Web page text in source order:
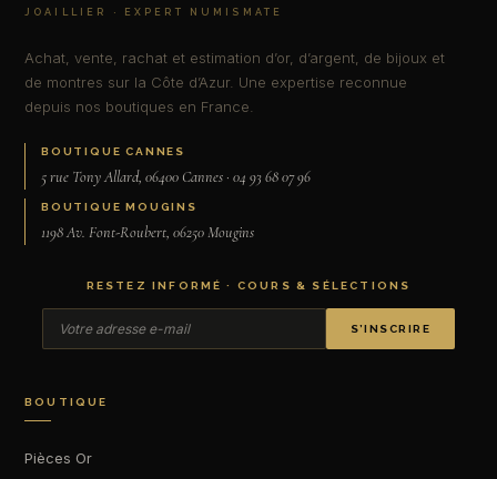
JOAILLIER · EXPERT NUMISMATE
Achat, vente, rachat et estimation d’or, d’argent, de bijoux et
de montres sur la Côte d’Azur. Une expertise reconnue
depuis nos boutiques en France.
BOUTIQUE CANNES
5 rue Tony Allard, 06400 Cannes · 04 93 68 07 96
BOUTIQUE MOUGINS
1198 Av. Font-Roubert, 06250 Mougins
RESTEZ INFORMÉ · COURS & SÉLECTIONS
S’INSCRIRE
BOUTIQUE
Pièces Or